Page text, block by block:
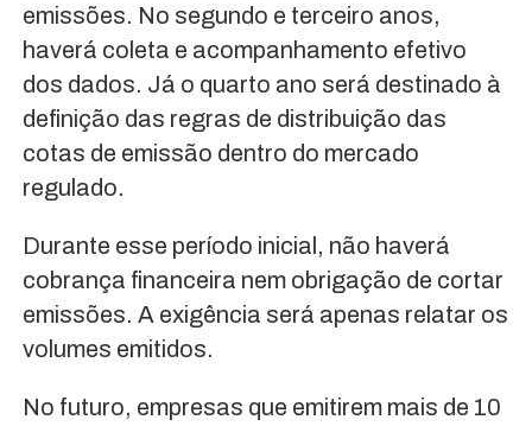
emissões. No segundo e terceiro anos,
haverá coleta e acompanhamento efetivo
dos dados. Já o quarto ano será destinado à
definição das regras de distribuição das
cotas de emissão dentro do mercado
regulado.
Durante esse período inicial, não haverá
cobrança financeira nem obrigação de cortar
emissões. A exigência será apenas relatar os
volumes emitidos.
No futuro, empresas que emitirem mais de 10